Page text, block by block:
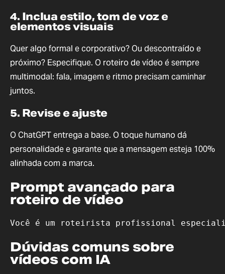
4. Inclua estilo, tom de voz e
elementos visuais
Quer algo formal e corporativo? Ou descontraído e
próximo? Especifique. O roteiro de vídeo é sempre
multimodal: fala, imagem e ritmo precisam caminhar
juntos.
5. Revise e ajuste
O ChatGPT entrega a base. O toque humano dá
personalidade e garante que a mensagem esteja 100%
alinhada com a marca.
Prompt avançado para
roteiro de vídeo
Você é um roteirista profissional
Dúvidas comuns sobre
vídeos com IA